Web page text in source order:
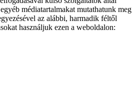
médiatartalmakat mutathatunk meg
az alábbi, harmadik féltől
használjuk ezen a weboldalon: